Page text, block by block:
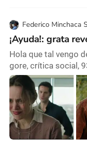
Federico Minchaca
¡Ayuda!: grata
Hola que tal vengo
gore, crítica social,
Sam Raimi es el
ejército de las
No Respires para
se enfrentan. La
empleada y su
accidente aéreo y